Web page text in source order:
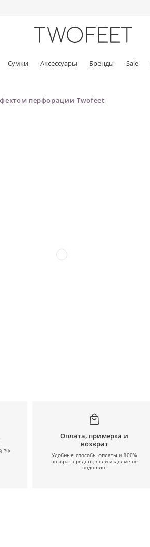
Сумки Аксессуары Бренды Sale
перфорации Twofeet
РФ
Оплата, примерка и
возврат
Удобные способы оплаты и 100%
возврат средств, если изделие не
подошло.